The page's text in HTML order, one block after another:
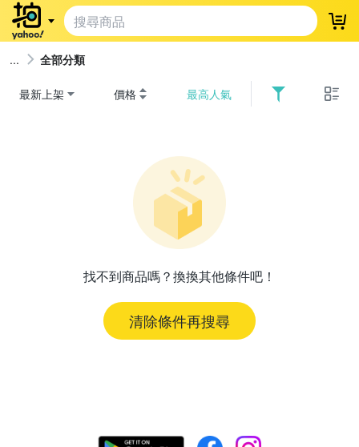
登
全部分類
最新上架 價格 最高人氣
找不到商品嗎？換換其他條件吧！
清除條件再搜尋